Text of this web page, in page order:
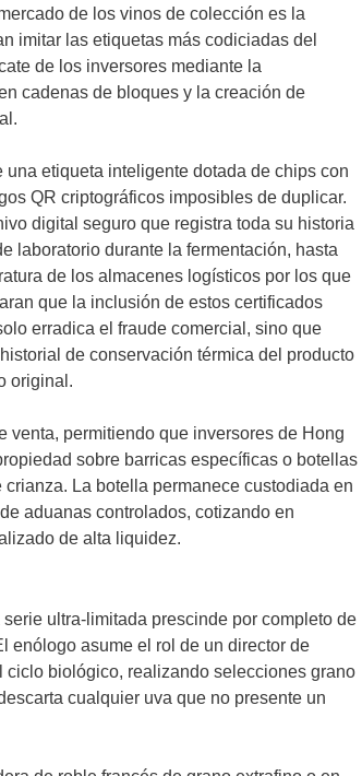
de los vinos de colección es la
imitar las etiquetas más codiciadas del
de los inversores mediante la
cadenas de bloques y la creación de
etiqueta inteligente dotada de chips con
QR criptográficos imposibles de duplicar.
digital seguro que registra toda su historia
laboratorio durante la fermentación, hasta
de los almacenes logísticos por los que
que la inclusión de estos certificados
erradica el fraude comercial, sino que
de conservación térmica del producto
original.
venta, permitiendo que inversores de Hong
sobre barricas específicas o botellas
La botella permanece custodiada en
aduanas controlados, cotizando en
de alta liquidez.
ultra-limitada prescinde por completo de
enólogo asume el rol de un director de
biológico, realizando selecciones grano
cualquier uva que no presente un